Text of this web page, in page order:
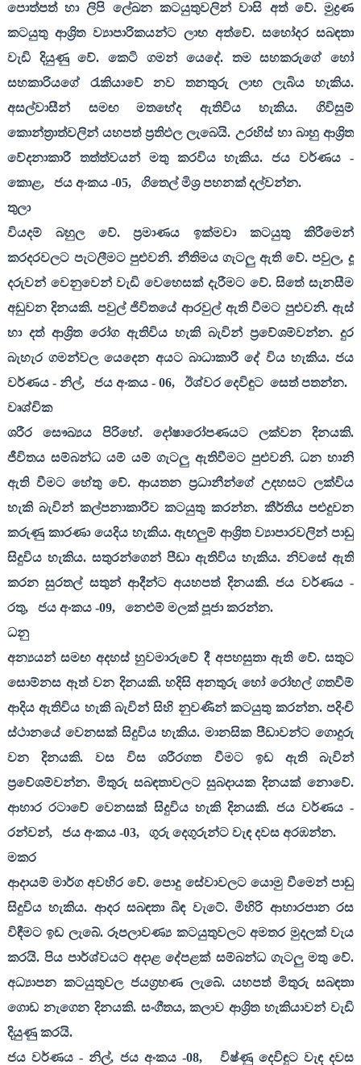
පොත්පත් හා ලිපි ලේඛන කටයුතුවලින් වාසි අත් වේ. මුද්‍රණ
කටයුතු ආශ්‍රිත ව්‍යාපාරිකයන්ට ලාභ අත්වේ. සහෝදර සබඳතා
වැඩි දියුණු වේ. කෙටි ගමන් යෙදේ. තම සහකරුගේ හෝ
සහකාරියගේ රැකියාවේ නව තනතුරු ලාභ ලැබිය හැකිය.
අසල්වාසීන් සමඟ මතභේද ඇතිවිය හැකිය. ගිවිසුම්
කොන්ත්‍රාත්වලින් යහපත් ප්‍රතිඵල ලැබෙයි. උරහිස් හා බාහු ආශ්‍රිත
වේදනාකාරී තත්ත්වයන් මතු කරවිය හැකිය. ජය වර්ණය -
කොළ, ජය අංකය -05,
ගිතෙල් මිශ්‍ර පහනක් දල්වන්න.
තුලා
වියදම් බහුල වේ. ප්‍රමාණය ඉක්මවා කටයුතු කිරීමෙන්
කරදරවලට පැටලීමට පුළුවනි. නීතිමය ගැටලු ඇති වේ. පවුල,දූ
දරුවන් වෙනුවෙන් වැඩි වෙහෙසක් දැරීමට වේ. සිතේ සැනසීම
අඩුවන දිනයකි. පවුල් ජිවිතයේ ආරවුල් ඇති වීමට පුළුවනි. ඇස්
හා දත් ආශ්‍රිත රෝග ඇතිවිය හැකි බැවින් ප්‍රවේශම්වන්න. දුර
බැහැර ගමන්වල යෙදෙන අයට බාධාකාරී දේ විය හැකිය. ජය
වර්ණය - නිල්, ජය අංකය - 06, ඊශ්වර දෙවිඳුට සෙත් පතන්න.
වෘශ්චික
ශරීර සෞඛ්‍යය පිරිහේ. දෝෂාරෝපණයට ලක්වන දිනයකි.
ජීවිතය සම්බන්ධ යම් යම් ගැටලු ඇතිවීමට පුළුවනි. ධන හානි
ඇති වීමට හේතු වේ. ආයතන ප්‍රධානීන්ගේ උදහසට ලක්විය
හැකි බැවින් කල්පනාකාරීව කටයුතු කරන්න. කීර්තිය පළුදුවන
කරුණු කාරණා යෙදිය හැකිය. ඇඟලුම් ආශ්‍රිත ව්‍යාපාරවලින් පාඩු
සිදුවිය හැකිය. සතුරන්ගෙන් පීඩා ඇතිවිය හැකිය. නිවසේ ඇති
කරන සුරතල් සතුන් ආදීන්ට අයහපත් දිනයකි. ජය වර්ණය -
රතු, ජය අංකය -09,
නෙළුම් මලක් පූජා කරන්න.
ධනු
අන්‍යයන් සමඟ අදහස් හුවමාරුවේ දී අපහසුතා ඇති වේ. සතුට
සොම්නස ඈත් වන දිනයකි. හදිසි අනතුරු හෝ රෝහල් ගතවීම්
ආදිය ඇතිවිය හැකි බැවින් සිහි නුවණින් කටයුතු කරන්න. පදිංචි
ස්ථානයේ වෙනසක් සිදුවිය හැකිය. මානසික පීඩාවන්ට ගොදුරු
වන දිනයකි. වස විස ශරීරගත වීමට ඉඩ ඇති බැවින්
ප්‍රවේශම්වන්න. මිතුරු සබඳතාවලට සුබදායක දිනයක් නොවේ.
ආහාර රටාවේ වෙනසක් සිදුවිය හැකි දිනයකි. ජය වර්ණය -
රන්වන්, ජය අංකය -03,
ගුරු දෙගුරුන්ට වැඳ දවස අරඹන්න.
මකර
ආදායම් මාර්ග අවහිර වේ. පොදු සේවාවලට යොමු වීමෙන් පාඩු
සිදුවිය හැකිය. ආදර සබඳතා බිඳ වැටේ. මිහිරි ආහාරපාන රස
විඳීමට ඉඩ ලැබේ. රූපලාවණ්‍ය කටයුතුවලට අමතර මුදලක් වැය
කරයි. පිය පාර්ශ්වයට අදාළ දේපළක් සම්බන්ධ ගැටලු මතු වේ.
අධ්‍යාපන කටයුතුවල ජයග්‍රහණ ලැබේ. යහපත් මිතුරු සබඳතා
ගොඩ නැගෙන දිනයකි. සංගීතය,කලාව ආශ්‍රිත හැකියාවන් වැඩි
දියුණු කරයි.
ජය වර්ණය - නිල්, ජය අංකය -08,
විෂ්ණු දෙවිඳුට වැඳ දවස